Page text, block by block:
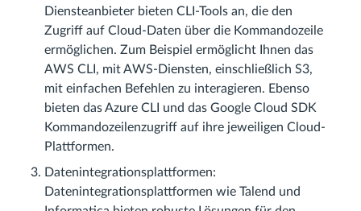
Diensteanbieter bieten CLI-Tools an, die den
Zugriff auf Cloud-Daten über die Kommandozeile
ermöglichen. Zum Beispiel ermöglicht Ihnen das
AWS CLI, mit AWS-Diensten, einschließlich S3,
mit einfachen Befehlen zu interagieren. Ebenso
bieten das Azure CLI und das Google Cloud SDK
Kommandozeilenzugriff auf ihre jeweiligen Cloud-
Plattformen.
Datenintegrationsplattformen:
Datenintegrationsplattformen wie Talend und